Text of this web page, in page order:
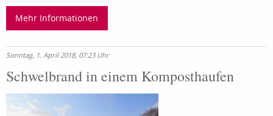
Mehr Informationen
Sonntag, 1. April 2018, 07:23 Uhr
Schwelbrand in einem Komposthaufen